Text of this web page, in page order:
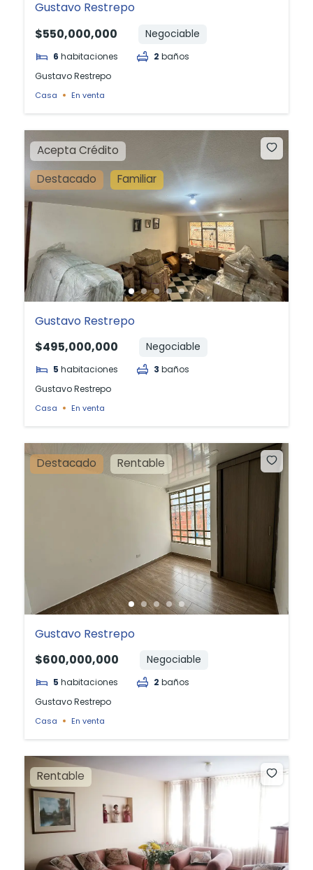
Gustavo Restrepo
$550,000,000
Negociable
6 habitaciones 2 baños
Gustavo Restrepo
Casa En venta
Acepta Crédito
Destacado
Familiar
Gustavo Restrepo
$495,000,000
Negociable
5 habitaciones 3 baños
Gustavo Restrepo
Casa En venta
Destacado Rentable
Gustavo Restrepo
$600,000,000
Negociable
5 habitaciones 2 baños
Gustavo Restrepo
Casa En venta
Rentable